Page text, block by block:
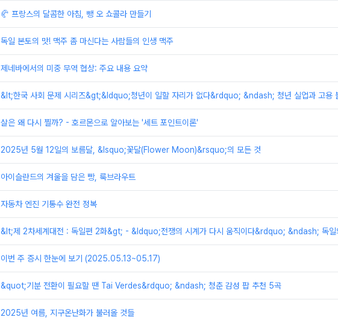
🥐 프랑스의 달콤한 아침, 뺑 오 쇼콜라 만들기
독일 본토의 맛! 맥주 좀 마신다는 사람들의 인생 맥주
제네바에서의 미중 무역 협상: 주요 내용 요약
&lt;한국 사회 문제 시리즈&gt;&ldquo;청년이 일할 자리가 없다&rdquo; &ndash; 청년 실업과 고용
살은 왜 다시 찔까? - 호르몬으로 알아보는 '세트 포인트이론'
2025년 5월 12일의 보름달, &lsquo;꽃달(Flower Moon)&rsquo;의 모든 것
아이슬란드의 겨울을 담은 빵, 룩브라우트
자동차 엔진 기통수 완전 정복
&lt;제 2차세계대전 : 독일편 2화&gt; - &ldquo;전쟁의 시계가 다시 움직이다&rdquo; &ndash; 독일
이번 주 증시 한눈에 보기 (2025.05.13~05.17)
&quot;기분 전환이 필요할 땐 Tai Verdes&rdquo; &ndash; 청춘 감성 팝 추천 5곡
2025년 여름, 지구온난화가 불러올 것들